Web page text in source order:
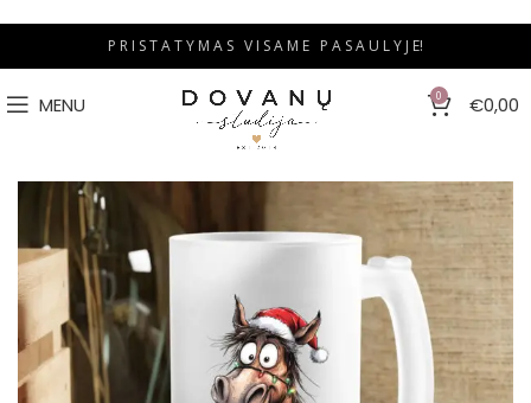
P R I S T A T Y M A S V I S A M E P A S A U L Y J E!
MENU 0 €0,00